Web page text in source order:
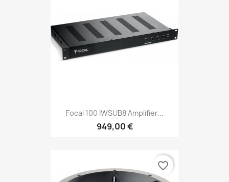
Focal 100 IWSUB8 Amplifier...
949,00 €
favorite_border